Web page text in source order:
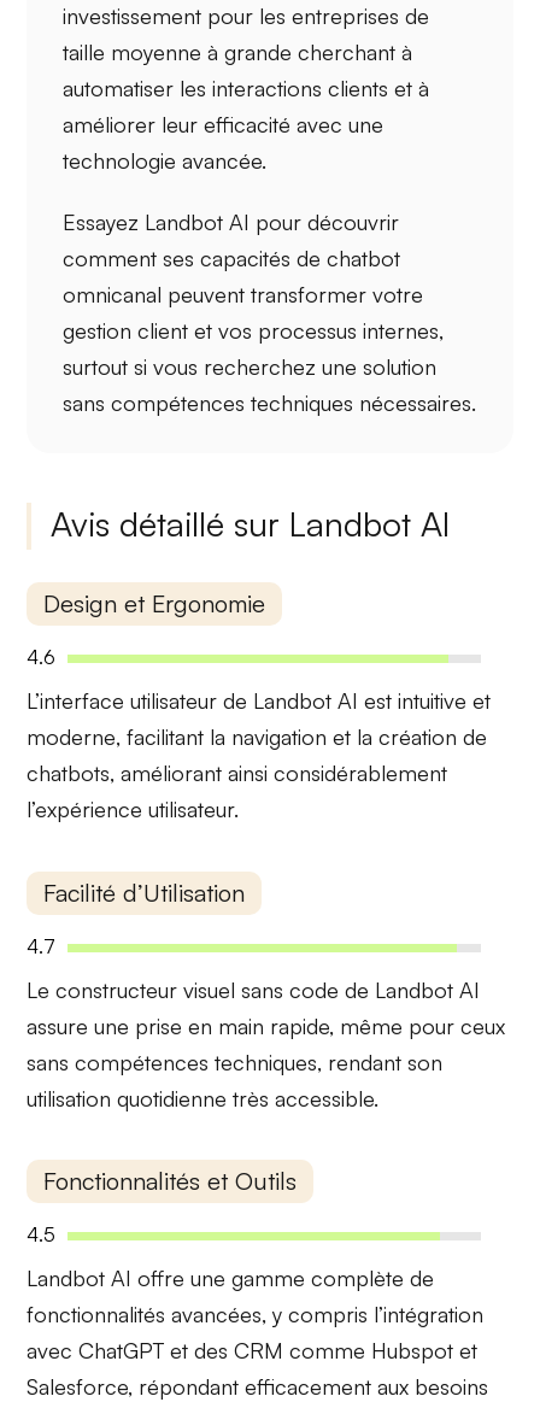
investissement pour lesentreprises de
taille moyenne à grande cherchant à
automatiser les interactions clients et à
améliorer leur efficacité avec une
technologie avancée.
Essayez Landbot AI pour découvrir
comment ses capacités dechatbot
omnicanal peuvent transformer votre
gestion client et vos processus internes,
surtout si vous recherchez une solution
sans compétences techniques nécessaires.
Avis détaillé sur Landbot AI
Design et Ergonomie
4.6
L’interface utilisateur de Landbot AI estintuitive et
moderne, facilitant la navigation et la création de
chatbots, améliorant ainsi considérablement
l’expérience utilisateur.
Facilité d’Utilisation
4.7
Leconstructeur visuel sans code de Landbot AI
assure une prise en main rapide, même pour ceux
sans compétences techniques, rendant son
utilisation quotidienne très accessible.
Fonctionnalités et Outils
4.5
Landbot AI offre une gamme complète de
fonctionnalités avancées, y compris l’intégration
avec ChatGPT et des CRM comme Hubspot et
Salesforce, répondant efficacement aux besoins